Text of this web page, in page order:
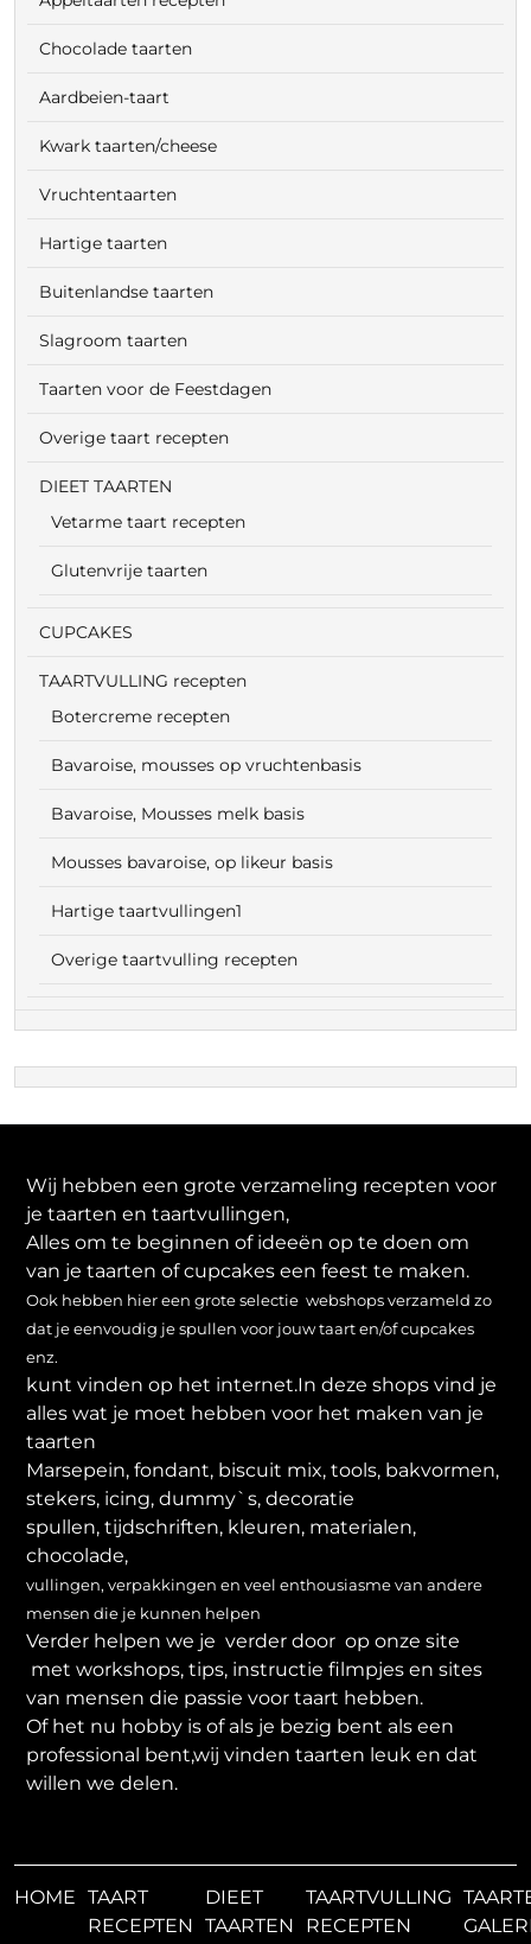
Chocolade taarten
Aardbeien-taart
Kwark taarten/cheese
Vruchtentaarten
Hartige taarten
Buitenlandse taarten
Slagroom taarten
Taarten voor de Feestdagen
Overige taart recepten
DIEET TAARTEN
Vetarme taart recepten
Glutenvrije taarten
CUPCAKES
TAARTVULLING recepten
Botercreme recepten
Bavaroise, mousses op vruchtenbasis
Bavaroise, Mousses melk basis
Mousses bavaroise, op likeur basis
Hartige taartvullingen1
Overige taartvulling recepten
Wij hebben een grote verzameling recepten voor
je taarten en taartvullingen,
Alles om te beginnen of ideeën op te doen om
van je taarten of cupcakes een feest te maken.
Ook hebben hier een grote selectie webshops verzameld zo
dat je eenvoudig je spullen voor jouw taart en/of cupcakes
enz.
kunt vinden op het internet.In deze shops vind je
alles wat je moet hebben voor het maken van je
taarten
Marsepein, fondant, biscuit mix, tools, bakvormen,
stekers, icing, dummy`s, decoratie
spullen, tijdschriften, kleuren, materialen,
chocolade,
vullingen, verpakkingen en veel enthousiasme van andere
mensen die je kunnen helpen
Verder helpen we je verder door op onze site
met workshops, tips, instructie filmpjes en sites
van mensen die passie voor taart hebben.
Of het nu hobby is of als je bezig bent als een
professional bent,wij vinden taarten leuk en dat
willen we delen.
HOME TAART
RECEPTEN
DIEET
TAARTEN
TAARTVULLING
RECEPTEN